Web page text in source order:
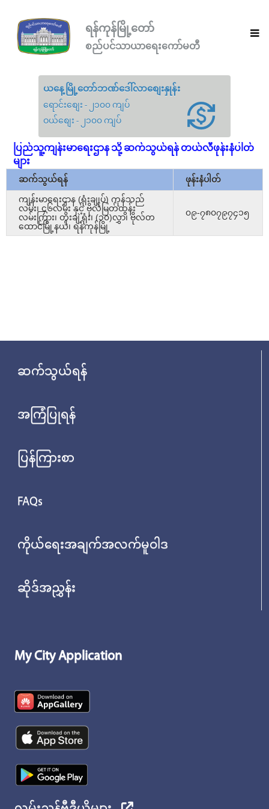
ရန်ကုန်မြို့တော်
စည်ပင်သာယာရေးကော်မတီ
ယနေ့မြို့တော်ဘဏ်ဒေါ်လာစျေးနှုန်း
ရောင်းစျေး - ၂၁၀၀ ကျပ်
ဝယ်စျေး - ၂၁၀၀ ကျပ်
ပြည်သူ့ကျန်းမာရေးဌာန သို့ ဆက်သွယ်ရန် တယ်လီဖုန်းနံပါတ်
များ
ဆက်သွယ်ရန်
ဖုန်းနံပါတ်
ကျန်းမာရေးဌာန (ရုံးချုပ်) ကုန်သည်
လမ်း၊ ၄၆လမ်း နှင့် ဗိုလ်မြတ်ထွန်း
လမ်းကြား၊ တိုးချဲ့ရုံး၊ (၁၀)လွှာ၊ ဗိုလ်တ
ထောင်မြို့နယ်၊ ရန်ကုန်မြို့
၀၉-၇၈၀၇၉၇၄၁၅
ဆက်သွယ်ရန်
အကြံပြုရန်
ပြန်ကြားစာ
FAQs
ကိုယ်ရေးအချက်အလက်မူဝါဒ
ဆိုဒ်အညွှန်း
My City Application